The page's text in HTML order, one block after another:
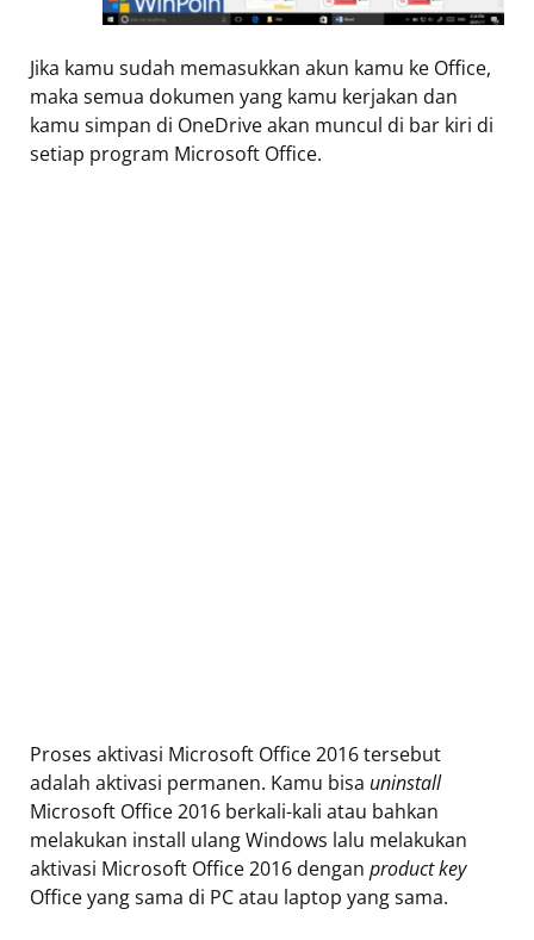
Jika kamu sudah memasukkan akun kamu ke Office,
maka semua dokumen yang kamu kerjakan dan
kamu simpan di OneDrive akan muncul di bar kiri di
setiap program Microsoft Office.
Proses aktivasi Microsoft Office 2016 tersebut
adalah aktivasi permanen. Kamu bisa uninstall
Microsoft Office 2016 berkali-kali atau bahkan
melakukan install ulang Windows lalu melakukan
aktivasi Microsoft Office 2016 dengan product key
Office yang sama di PC atau laptop yang sama.